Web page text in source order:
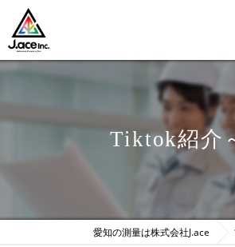
Tiktok紹介
愛知の測量は株式会社J.ace